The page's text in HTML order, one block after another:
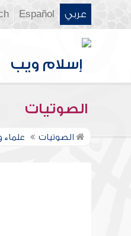
عربي Español
الصوتيات
الصوتيات علماء